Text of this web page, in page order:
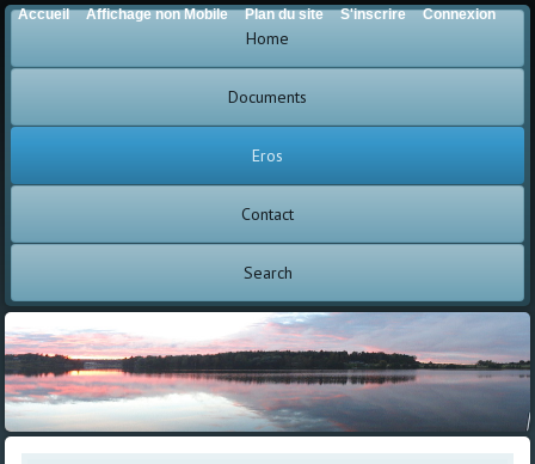
Home
Documents
Eros
Contact
Search
Accueil Affichage non Mobile Plan du site S'inscrire Connexion